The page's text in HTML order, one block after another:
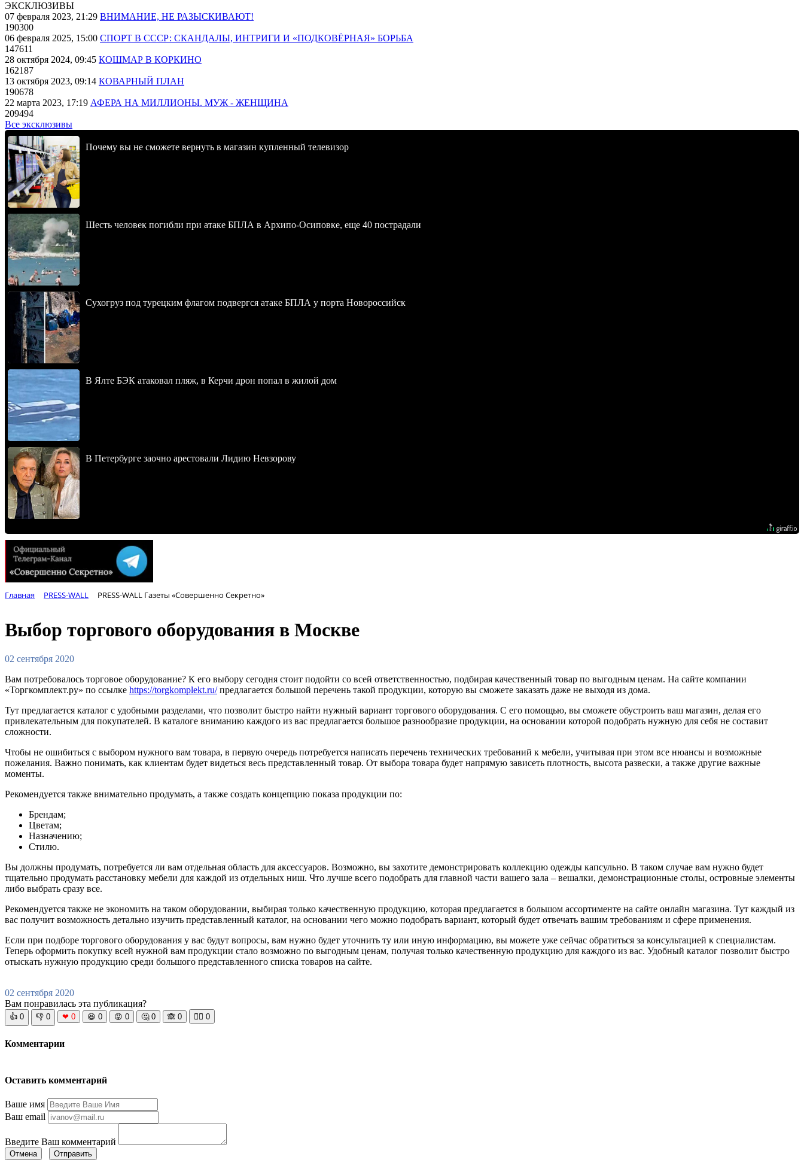
ЭКСКЛЮЗИВЫ
07 февраля 2023, 21:29 ВНИМАНИЕ, НЕ РАЗЫСКИВАЮТ!
190300
06 февраля 2025, 15:00 СПОРТ В СССР: СКАНДАЛЫ, ИНТРИГИ И «ПОДКОВЁРНАЯ» БОРЬБА
147611
28 октября 2024, 09:45 КОШМАР В КОРКИНО
162187
13 октября 2023, 09:14 КОВАРНЫЙ ПЛАН
190678
22 марта 2023, 17:19 АФЕРА НА МИЛЛИОНЫ. МУЖ - ЖЕНЩИНА
209494
Все эксклюзивы
Почему вы не сможете вернуть в магазин купленный телевизор
Шесть человек погибли при атаке БПЛА в Архипо-Осиповке, еще 40 пострадали
Сухогруз под турецким флагом подвергся атаке БПЛА у порта Новороссийск
В Ялте БЭК атаковал пляж, в Керчи дрон попал в жилой дом
В Петербурге заочно арестовали Лидию Невзорову
Главная PRESS-WALL PRESS-WALL Газеты «Совершенно Секретно»
Выбор торгового оборудования в Москве
02 сентября 2020
Вам потребовалось торговое оборудование? К его выбору сегодня стоит подойти со всей ответственностью, подбирая качественный товар по выгодным ценам. На сайте компании
«Торгкомплект.ру» по ссылке https://torgkomplekt.ru/предлагается большой перечень такой продукции, которую вы сможете заказать даже не выходя из дома.
Тут предлагается каталог с удобными разделами, что позволит быстро найти нужный вариант торгового оборудования. С его помощью, вы сможете обустроить ваш магазин, делая его
привлекательным для покупателей. В каталоге вниманию каждого из вас предлагается большое разнообразие продукции, на основании которой подобрать нужную для себя не составит
сложности.
Чтобы не ошибиться с выбором нужного вам товара, в первую очередь потребуется написать перечень технических требований к мебели, учитывая при этом все нюансы и возможные
пожелания. Важно понимать, как клиентам будет видеться весь представленный товар. От выбора товара будет напрямую зависеть плотность, высота развески, а также другие важные
моменты.
Рекомендуется также внимательно продумать, а также создать концепцию показа продукции по:
Брендам;
Цветам;
Назначению;
Стилю.
Вы должны продумать, потребуется ли вам отдельная область для аксессуаров. Возможно, вы захотите демонстрировать коллекцию одежды капсульно. В таком случае вам нужно будет
тщательно продумать расстановку мебели для каждой из отдельных ниш. Что лучше всего подобрать для главной части вашего зала – вешалки, демонстрационные столы, островные элементы
либо выбрать сразу все.
Рекомендуется также не экономить на таком оборудовании, выбирая только качественную продукцию, которая предлагается в большом ассортименте на сайте онлайн магазина. Тут каждый из
вас получит возможность детально изучить представленный каталог, на основании чего можно подобрать вариант, который будет отвечать вашим требованиям и сфере применения.
Если при подборе торгового оборудования у вас будут вопросы, вам нужно будет уточнить ту или иную информацию, вы можете уже сейчас обратиться за консультацией к специалистам.
Теперь оформить покупку всей нужной вам продукции стало возможно по выгодным ценам, получая только качественную продукцию для каждого из вас. Удобный каталог позволит быстро
отыскать нужную продукцию среди большого представленного списка товаров на сайте.
02 сентября 2020
Вам понравилась эта публикация?
👍 0 👎 0 ❤ 0 😆 0 😡 0 🤔 0 🙈 0 🧘‍♀️ 0
Комментарии
Оставить комментарий
Ваше имя
Ваш email
Введите Ваш комментарий
Отмена Отправить